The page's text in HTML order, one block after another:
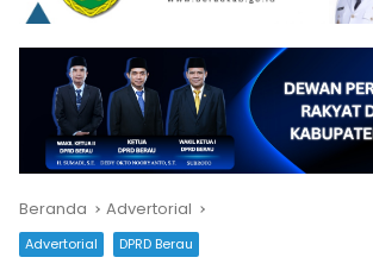
Beranda Advertorial
Advertorial DPRD Berau